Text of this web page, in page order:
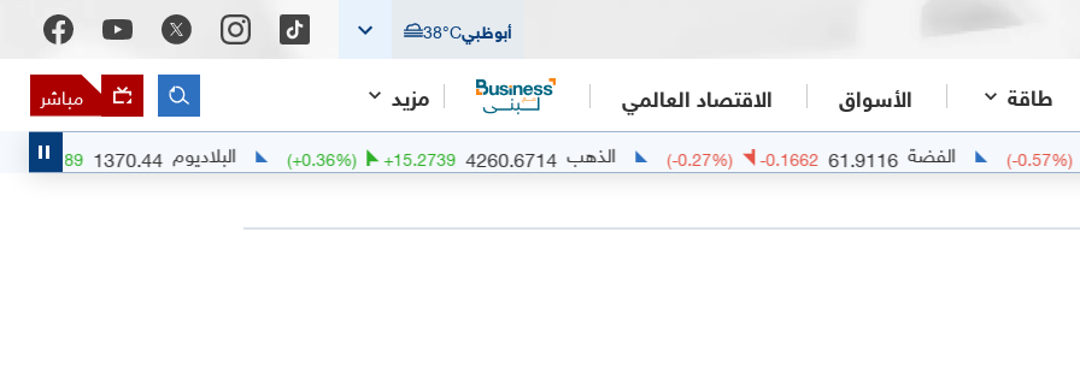
أبوظبي 38°C
طاقة الأسواق الاقتصاد العالمي مزيد
مباشر
الفضة
61.9116
-0.1662
(-0.27%) الذهب 4260.6714
+15.2739
(+0.36%) البلاديوم 1370.44
+7.0389
+0.52%)